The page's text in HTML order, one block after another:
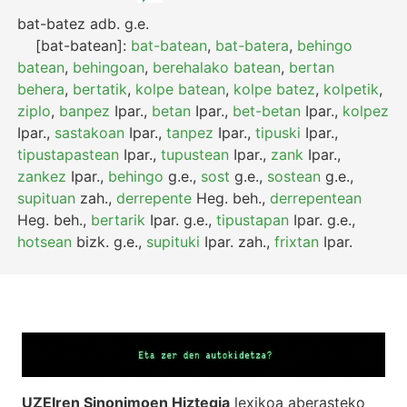
bat-batez adb. g.e.
[bat-batean]: bat-batean, bat-batera, behingo
batean, behingoan, berehalako batean, bertan
behera, bertatik, kolpe batean, kolpe batez, kolpetik,
ziplo, banpez Ipar., betan Ipar., bet-betan Ipar., kolpez
Ipar., sastakoan Ipar.,tanpez Ipar.,tipuski Ipar.,
tipustapastean Ipar.,tupustean Ipar., zank Ipar.,
zankez Ipar., behingo g.e., sost g.e., sostean g.e.,
supituan zah.,derrepente Heg. beh.,derrepentean
Heg. beh., bertarik Ipar. g.e.,tipustapan Ipar. g.e.,
hotsean bizk. g.e., supituki Ipar. zah.,frixtan Ipar.
UZEIren Sinonimoen Hiztegia lexikoa aberasteko